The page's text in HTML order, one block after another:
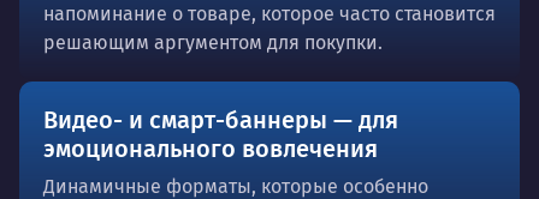
напоминание о товаре, которое часто становится
решающим аргументом для покупки.
Видео- и смарт-баннеры — для
эмоционального вовлечения
Динамичные форматы, которые особенно